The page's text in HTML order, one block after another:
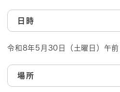
日時
令和8年5月30日（土曜日）午
場所